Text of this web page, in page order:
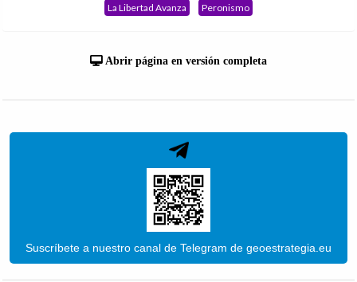
La Libertad Avanza
Peronismo
Abrir página en versión completa
Suscríbete a nuestro canal de Telegram de geoestrategia.eu